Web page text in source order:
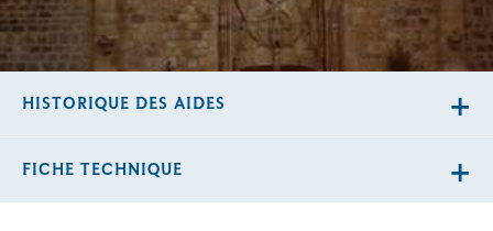
HISTORIQUE DES AIDES
FICHE TECHNIQUE